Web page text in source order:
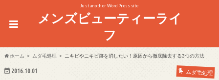
Just another WordPress site
メンズビューティーライ
フ
ホーム ムダ毛処理 ニキビやニキビ跡を消したい！原因から徹底除去する3つの方法
2016.10.01 ムダ毛処理